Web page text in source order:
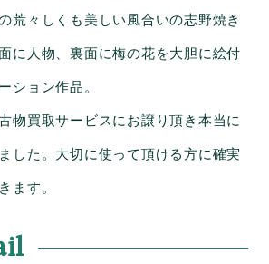
荒々しくも美しい風合いの志野焼き
に人物、裏面に梅の花を大胆に絵付
ション作品。
物買取サービスにお譲り頂き本当に
した。大切に使って頂ける方に確実
ます。